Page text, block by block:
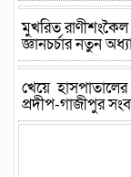
মুখরিত
জ্ঞানচর্চার নতুন
খেয়ে
প্রদীপ-গাজীপুর